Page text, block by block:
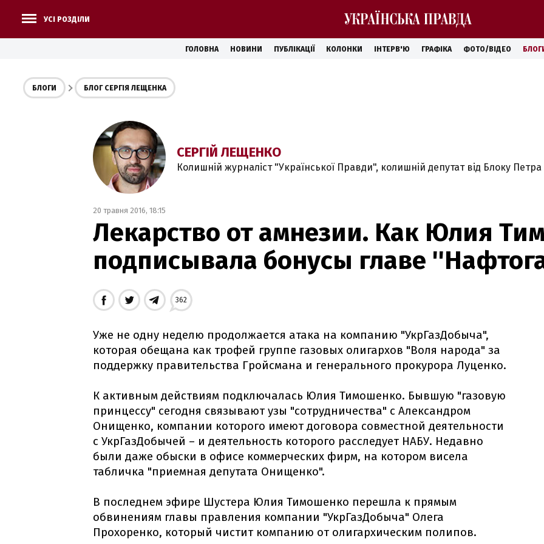
УСІ РОЗДІЛИ
ГОЛОВНА НОВИНИ ПУБЛІКАЦІЇ КОЛОНКИ ІНТЕРВ'Ю ГРАФІКА ФОТО/ВІДЕО
БЛОГИ БЛОГ СЕРГІЯ ЛЕЩЕНКА
СЕРГІЙ ЛЕЩЕНКО
Колишній журналіст "Української Правди", колишній депутат від Блоку
20 травня 2016, 18:15
Лекарство от амнезии. Как Юлия
подписывала бонусы главе
362
Уже не одну неделю продолжается атака на компанию "УкрГазДобыча",
которая обещана как трофей группе газовых олигархов "Воля народа" за
поддержку правительства Гройсмана и генерального прокурора Луценко.
К активным действиям подключалась Юлия Тимошенко. Бывшую "газовую
принцессу" сегодня связывают узы "сотрудничества" с Александром
Онищенко, компании которого имеют договора совместной деятельности
с УкрГазДобычей – и деятельность которого расследует НАБУ. Недавно
были даже обыски в офисе коммерческих фирм, на котором висела
табличка "приемная депутата Онищенко".
В последнем эфире Шустера Юлия Тимошенко перешла к прямым
обвинениям главы правления компании "УкрГазДобыча" Олега
Прохоренко, который чистит компанию от олигархическим полипов.